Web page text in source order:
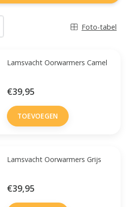
Foto-tabel
Lamsvacht Oorwarmers Camel
€39,95
TOEVOEGEN
Lamsvacht Oorwarmers Grijs
€39,95